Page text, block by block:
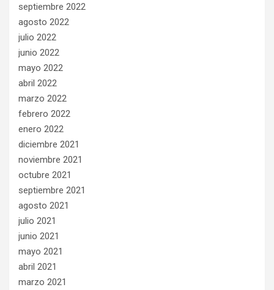
septiembre 2022
agosto 2022
julio 2022
junio 2022
mayo 2022
abril 2022
marzo 2022
febrero 2022
enero 2022
diciembre 2021
noviembre 2021
octubre 2021
septiembre 2021
agosto 2021
julio 2021
junio 2021
mayo 2021
abril 2021
marzo 2021